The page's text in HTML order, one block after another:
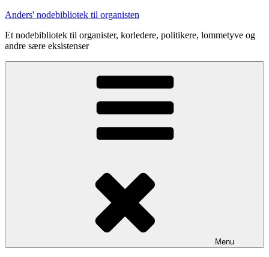
Videre
indhold
Anders' nodebibliotek til organisten
Et nodebibliotek til organister, korledere, politikere, lommetyve og
andre sære eksistenser
Menu